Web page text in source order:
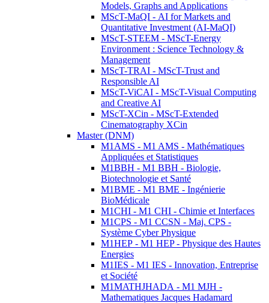
Models, Graphs and Applications
MScT-MaQI - AI for Markets and
Quantitative Investment (AI-MaQI)
MScT-STEEM - MScT-Energy
Environment : Science Technology &
Management
MScT-TRAI - MScT-Trust and
Responsible AI
MScT-ViCAI - MScT-Visual Computing
and Creative AI
MScT-XCin - MScT-Extended
Cinematography XCin
Master (DNM)
M1AMS - M1 AMS - Mathématiques
Appliquées et Statistiques
M1BBH - M1 BBH - Biologie,
Biotechnologie et Santé
M1BME - M1 BME - Ingénierie
BioMédicale
M1CHI - M1 CHI - Chimie et Interfaces
M1CPS - M1 CCSN - Maj. CPS -
Système Cyber Physique
M1HEP - M1 HEP - Physique des Hautes
Energies
M1IES - M1 IES - Innovation, Entreprise
et Société
M1MATHJHADA - M1 MJH -
Mathematiques Jacques Hadamard